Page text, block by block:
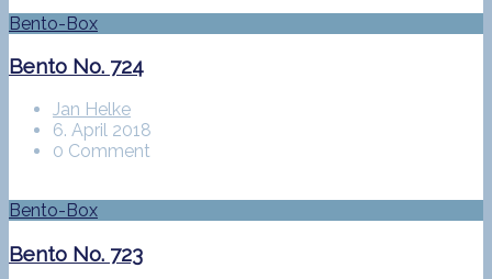
Bento-Box
Bento No. 724
Jan Helke
6. April 2018
0 Comment
Bento-Box
Bento No. 723